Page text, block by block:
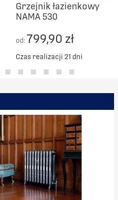
768
768
768
768
768
Grzejnik łazienkowy
NAMA 530
od:799,90 zł
Czas realizacji 21 dni